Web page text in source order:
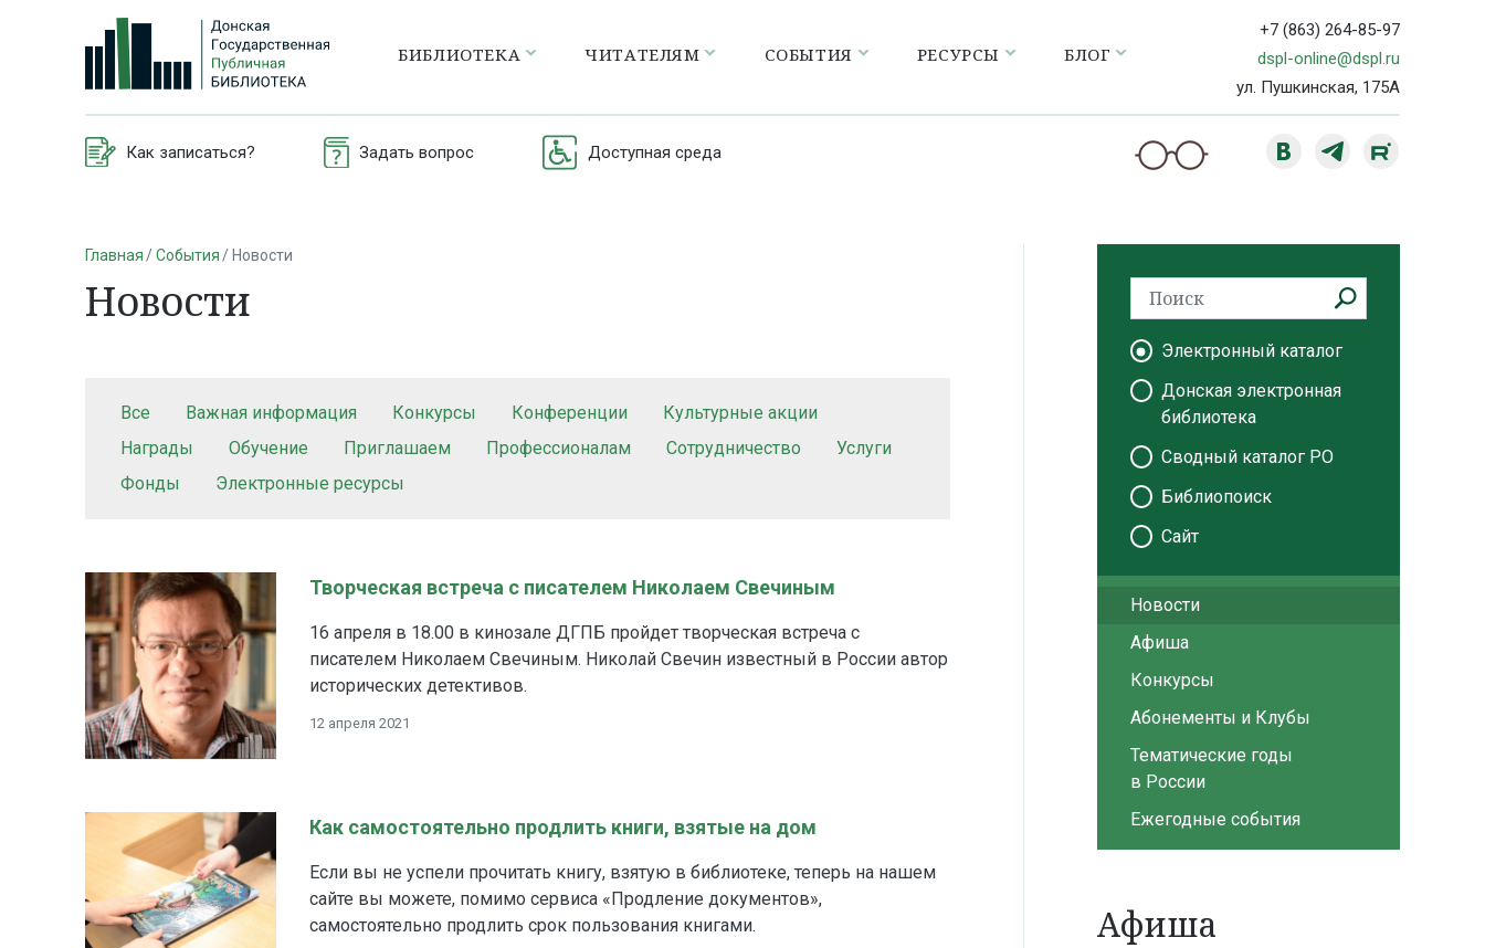
БИБЛИОТЕКА ЧИТАТЕЛЯМ СОБЫТИЯ РЕСУРСЫ БЛОГ
+7 (863) 264-85-97
dspl-online@dspl.ru
ул. Пушкинская, 175А
Как записаться? Задать вопрос Доступная среда
Главная События Новости
Новости
Все Важная информация Конкурсы Конференции
Культурные акции
Награды
Обучение Приглашаем Профессионалам Сотрудничество
Услуги
Фонды
Электронные ресурсы
Творческая встреча с писателем Николаем Свечиным
16 апреля в 18.00 в кинозале ДГПБ пройдет творческая встреча с
писателем Николаем Свечиным. Николай Свечин известный в России автор
исторических детективов.
12 апреля 2021
Как самостоятельно продлить книги, взятые на дом
Если вы не успели прочитать книгу, взятую в библиотеке, теперь на нашем
сайте вы можете, помимо сервиса «Продление документов»,
самостоятельно продлить срок пользования книгами.
Электронный каталог
Донская электронная
библиотека
Сводный каталог РО
Библиопоиск
Сайт
Новости
Афиша
Конкурсы
Абонементы и Клубы
Тематические годы
в России
Ежегодные события
Афиша